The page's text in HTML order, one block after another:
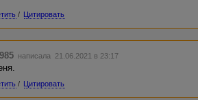
/ Цитировать
написала 21.06.2021 в 23:17
/ Цитировать